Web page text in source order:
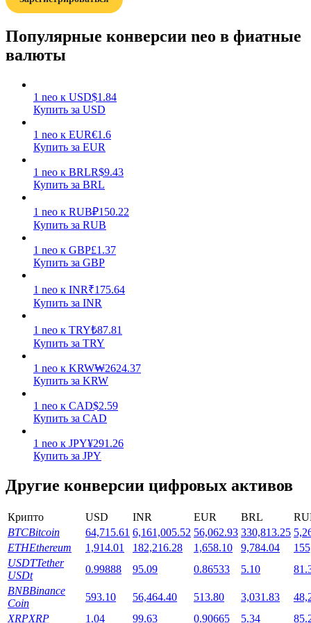
Заработок
Силовая свинья
Получайте конкурентные награды ежедневно
Стейкинг
Launchpool
Гибкая ставка для заработка популярных токенов
Популярные конверсии neo в фиатные
валюты
1 neo к USD$1.84
Купить за USD
1 neo к EUR€1.6
Купить за EUR
1 neo к BRLR$9.43
Купить за BRL
1 neo к RUB₽150.22
Купить за RUB
1 neo к GBP£1.37
Купить за GBP
1 neo к INR₹175.64
Купить за INR
1 neo к TRY₺87.81
Купить за TRY
1 neo к KRW₩2624.37
Купить за KRW
1 neo к CAD$2.59
Купить за CAD
1 neo к JPY¥291.26
Купить за JPY
Другие конверсии цифровых активов
Крипто USD INR EUR BRL
BTCBitcoin 64,715.61 6,161,005.52 56,062.93 330,813.25
ETHEthereum 1,914.01 182,216.28 1,658.10 9,784.04
USDTTether
USDt
0.99888 95.09 0.86533 5.10
BNBBinance
Coin
593.10 56,464.40 513.80 3,031.83
XRPXRP 1.04 99.63 0.90665 5.34